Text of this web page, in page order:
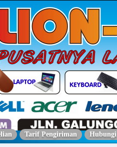
Tarif Pengiriman